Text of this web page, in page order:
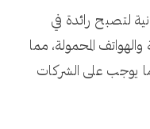
لتصبح رائدة في
والهواتف المحمولة، مما
ما يوجب على الشركات